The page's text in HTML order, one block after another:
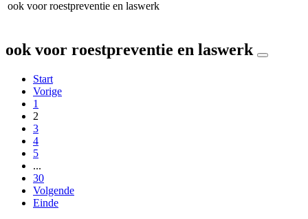
ook voor roestpreventie en laswerk
ook voor roestpreventie en laswerk
Start
Vorige
1
2
3
4
5
...
30
Volgende
Einde